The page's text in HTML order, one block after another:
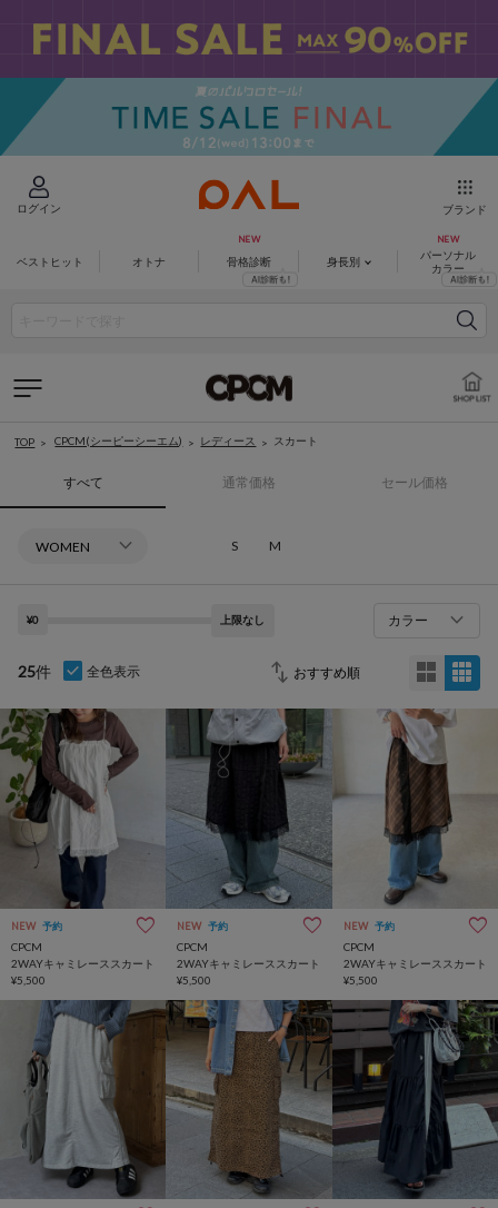
ログイン ブランド
ベストヒット オトナ 骨格診断 身長別
パーソナル
カラー
TOP CPCM(シーピーシーエム) レディース スカート
すべて 通常価格 セール価格
S M
¥0 上限なし カラー
25件 全色表示
NEW 予約
CPCM
2WAYキャミレーススカート
¥5,500
NEW 予約
CPCM
2WAYキャミレーススカート
¥5,500
NEW 予約
CPCM
2WAYキャミレーススカート
¥5,500